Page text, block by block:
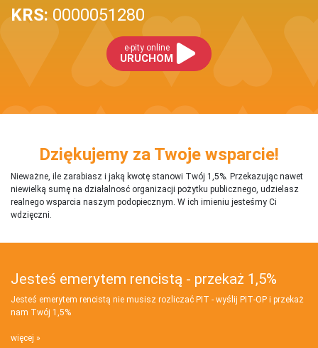
KRS: 0000051280
e-pity online
URUCHOM
Dziękujemy za Twoje wsparcie!
Nieważne, ile zarabiasz i jaką kwotę stanowi Twój 1,5%. Przekazując nawet
niewielką sumę na działalnosć organizacji pożytku publicznego, udzielasz
realnego wsparcia naszym podopiecznym. W ich imieniu jesteśmy Ci
wdzięczni.
Jesteś emerytem rencistą - przekaż 1,5%
Jesteś emerytem rencistą nie musisz rozliczać PIT - wyślij PIT‑OP i przekaż
nam Twój 1,5%
więcej